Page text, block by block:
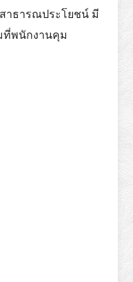
าธารณประโยชน์ มี
ที่พนักงานคุม